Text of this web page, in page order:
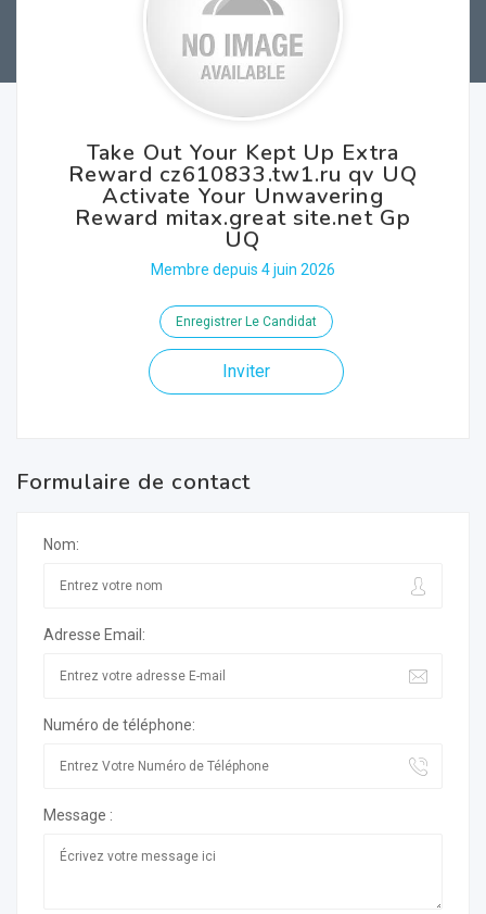
Take Out Your Kept Up Extra
Reward cz610833.tw1.ru qv UQ
Activate Your Unwavering
Reward mitax.great site.net Gp
UQ
Membre depuis 4 juin 2026
Enregistrer Le Candidat
Inviter
Formulaire de contact
Nom:
Adresse Email:
Numéro de téléphone:
Message :